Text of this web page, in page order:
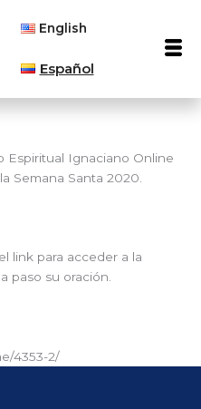
English
Español
Espiritual Ignaciano Online
Semana Santa 2020.
link para acceder a la
paso su oración.
4353-2/